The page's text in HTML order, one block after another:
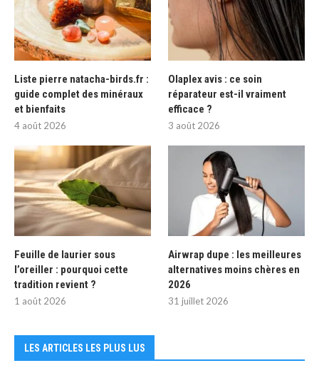
Liste pierre natacha-birds.fr :
guide complet des minéraux
et bienfaits
4 août 2026
Olaplex avis : ce soin
réparateur est-il vraiment
efficace ?
3 août 2026
Feuille de laurier sous
l’oreiller : pourquoi cette
tradition revient ?
1 août 2026
Airwrap dupe : les meilleures
alternatives moins chères en
2026
31 juillet 2026
LES ARTICLES LES PLUS LUS